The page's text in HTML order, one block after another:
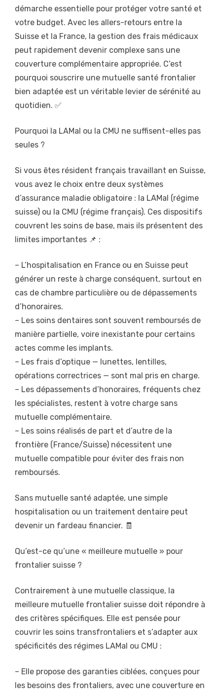
démarche essentielle pour protéger votre santé et
votre budget. Avec les allers-retours entre la
Suisse et la France, la gestion des frais médicaux
peut rapidement devenir complexe sans une
couverture complémentaire appropriée. C’est
pourquoi souscrire une mutuelle santé frontalier
bien adaptée est un véritable levier de sérénité au
quotidien. ✅
Pourquoi la LAMal ou la CMU ne suffisent-elles pas
seules ?
Si vous êtes résident français travaillant en Suisse,
vous avez le choix entre deux systèmes
d’assurance maladie obligatoire : la LAMal (régime
suisse) ou la CMU (régime français). Ces dispositifs
couvrent les soins de base, mais ils présentent des
limites importantes 📌 :
– L’hospitalisation en France ou en Suisse peut
générer un reste à charge conséquent, surtout en
cas de chambre particulière ou de dépassements
d’honoraires.
– Les soins dentaires sont souvent remboursés de
manière partielle, voire inexistante pour certains
actes comme les implants.
– Les frais d’optique — lunettes, lentilles,
opérations correctrices — sont mal pris en charge.
– Les dépassements d’honoraires, fréquents chez
les spécialistes, restent à votre charge sans
mutuelle complémentaire.
– Les soins réalisés de part et d’autre de la
frontière (France/Suisse) nécessitent une
mutuelle compatible pour éviter des frais non
remboursés.
Sans mutuelle santé adaptée, une simple
hospitalisation ou un traitement dentaire peut
devenir un fardeau financier. 🧾
Qu’est-ce qu’une « meilleure mutuelle » pour
frontalier suisse ?
Contrairement à une mutuelle classique, la
meilleure mutuelle frontalier suisse doit répondre à
des critères spécifiques. Elle est pensée pour
couvrir les soins transfrontaliers et s’adapter aux
spécificités des régimes LAMal ou CMU :
– Elle propose des garanties ciblées, conçues pour
les besoins des frontaliers, avec une couverture en